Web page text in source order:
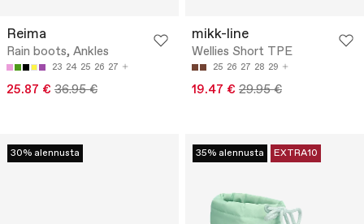
Reima
Rain boots, Ankles
23 24 25 26 27
25.87 € 36.95 €
mikk-line
Wellies Short TPE
25 26 27 28 29
19.47 € 29.95 €
30% alennusta 35% alennusta EXTRA10